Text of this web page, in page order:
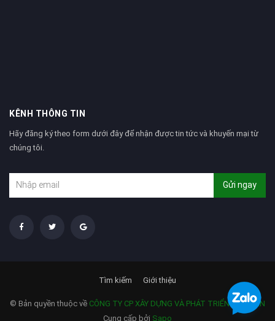
KÊNH THÔNG TIN
Hãy đăng ký theo form dưới đây để nhận được tin tức và khuyến mại từ
chúng tôi.
Gửi ngay
© Bản quyền thuộc về CÔNG TY CP XÂY DỰNG VÀ PHÁT TRIỂN TẢN VIÊN
Cung cấp bởi Sapo
Tìm kiếm Giới thiệu